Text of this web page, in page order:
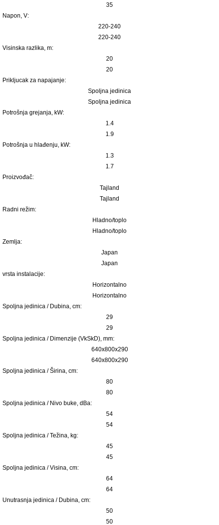
35
Napon, V:
220-240
220-240
Visinska razlika, m:
20
20
Prikljucak za napajanje:
Spoljna jedinica
Spoljna jedinica
Potrošnja grejanja, kW:
1.4
1.9
Potrošnja u hlađenju, kW:
1.3
1.7
Proizvođač:
Tajland
Tajland
Radni režim:
Hladno/toplo
Hladno/toplo
Zemlja:
Japan
Japan
vrsta instalacije:
Horizontalno
Horizontalno
Spoljna jedinica / Dubina, сm:
29
29
Spoljna jedinica / Dimenzije (VkSkD), mm:
640x800x290
640x800x290
Spoljna jedinica / Širina, сm:
80
80
Spoljna jedinica / Nivo buke, dBa:
54
54
Spoljna jedinica / Težina, kg:
45
45
Spoljna jedinica / Visina, сm:
64
64
Unutrasnja jedinica / Dubina, сm:
50
50